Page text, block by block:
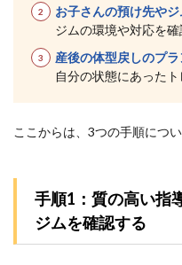
ーン
マイ
セル
フ 札
幌店
いボ
りを
子連
れで
受け
お子さんの預け先や
ジムの環境や対応を
産後の体型戻しのプ
自分の状態にあった
ここからは、3つの手順につ
手順1：質の高い指
ジムを確認する